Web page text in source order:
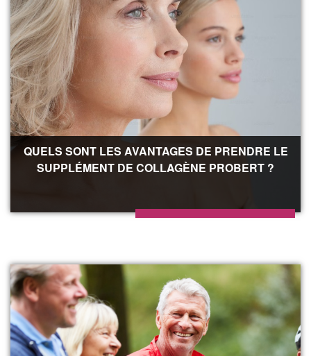
QUELS SONT LES AVANTAGES DE PRENDRE LE
SUPPLÉMENT DE COLLAGÈNE PROBERT ?